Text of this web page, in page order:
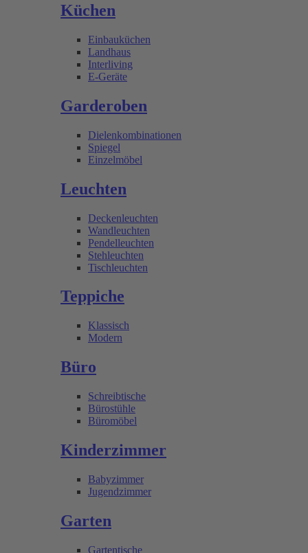
Küchen
Einbauküchen
Landhaus
Interliving
E-Geräte
Garderoben
Dielenkombinationen
Spiegel
Einzelmöbel
Leuchten
Deckenleuchten
Wandleuchten
Pendelleuchten
Stehleuchten
Tischleuchten
Teppiche
Klassisch
Modern
Büro
Schreibtische
Bürostühle
Büromöbel
Kinderzimmer
Babyzimmer
Jugendzimmer
Garten
Gartentische